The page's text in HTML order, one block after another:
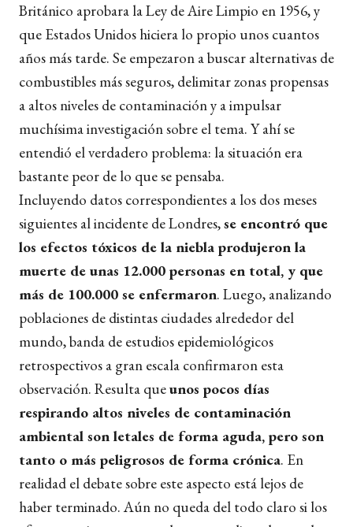
Británico aprobara la Ley de Aire Limpio en 1956, y
que Estados Unidos hiciera lo propio unos cuantos
años más tarde. Se empezaron a buscar alternativas de
combustibles más seguros, delimitar zonas propensas
a altos niveles de contaminación y a impulsar
muchísima investigación sobre el tema. Y ahí se
entendió el verdadero problema: la situación era
bastante peor de lo que se pensaba.
Incluyendo datos correspondientes a los dos meses
siguientes al incidente de Londres,se encontró que
los efectos tóxicos de la niebla produjeron la
muerte de unas 12.000 personas en total, y que
más de 100.000 se enfermaron. Luego, analizando
poblaciones de distintas ciudades alrededor del
mundo, banda de estudios epidemiológicos
retrospectivos a gran escala confirmaron esta
observación. Resulta queunos pocos días
respirando altos niveles de contaminación
ambiental son letales de forma aguda, pero son
tanto o más peligrosos de forma crónica. En
realidad el debate sobre este aspecto está lejos de
haber terminado. Aún no queda del todo claro si los